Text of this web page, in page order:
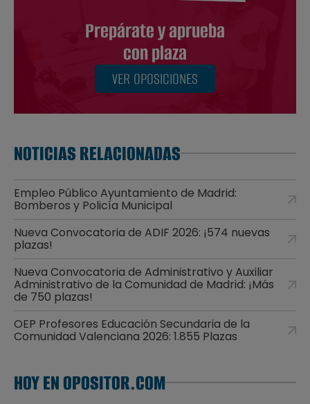
Prepárate y aprueba
con plaza
VER OPOSICIONES
NOTICIAS RELACIONADAS
Empleo Público Ayuntamiento de Madrid:
Bomberos y Policía Municipal
Nueva Convocatoria de ADIF 2026: ¡574 nuevas
plazas!
Nueva Convocatoria de Administrativo y Auxiliar
Administrativo de la Comunidad de Madrid: ¡Más
de 750 plazas!
OEP Profesores Educación Secundaria de la
Comunidad Valenciana 2026: 1.855 Plazas
HOY EN OPOSITOR.COM